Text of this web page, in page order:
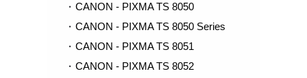
CANON - PIXMA TS 8050
CANON - PIXMA TS 8050 Series
CANON - PIXMA TS 8051
CANON - PIXMA TS 8052